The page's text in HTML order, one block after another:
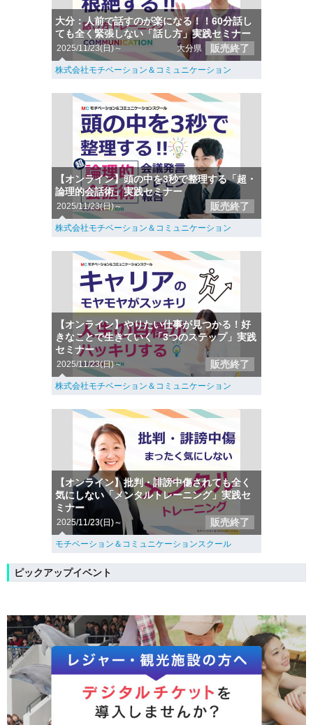
大分：人前で話すのが楽になる！！60分話し
ても全く緊張しない「話し方」実践セミナー
2025/11/23(日)～ 大分県 販売終了
株式会社モチベーション＆コミュニケーション
【オンライン】頭の中を3秒で整理する「超・
論理的会話術」実践セミナー
2025/11/23(日)～ 販売終了
株式会社モチベーション＆コミュニケーション
【オンライン】やりたい仕事が見つかる！好
きなことで生きていく「3つのステップ」実践
セミナー
2025/11/23(日)～ 販売終了
株式会社モチベーション＆コミュニケーション
【オンライン】批判・誹謗中傷されても全く
気にしない「メンタルトレーニング」実践セ
ミナー
2025/11/23(日)～ 販売終了
モチベーション＆コミュニケーションスクール
ピックアップイベント